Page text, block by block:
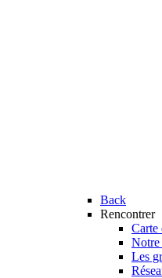
Back
Rencontrer
Carte
Notre
Les